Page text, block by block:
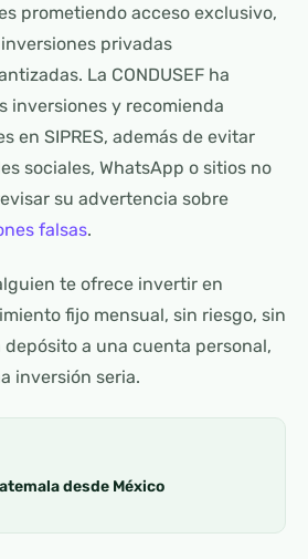
prometiendo acceso exclusivo,
privadas
La CONDUSEF ha
inversiones y recomienda
en SIPRES, además de evitar
sociales, WhatsApp o sitios no
su advertencia sobre
falsas.
te ofrece invertir en
fijo mensual, sin riesgo, sin
a una cuenta personal,
inversión seria.
desde México